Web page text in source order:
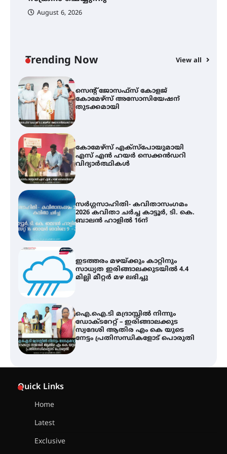
August 6, 2026
Trending Now View all
കോമേഴ്സ് എക്സ്പോയുമായി
എസ് എൻ ഹയർ സെക്കൻഡറി
വിദ്യാർത്ഥികൾ
സർഗ്ഗസാഹിതി- കവിതാസംഗമം
2026 കവിതാ ചർച്ച കാട്ടൂർ, ടി. കെ.
ബാലൻ ഹാളിൽ 16ന്
ഇടത്തരം മഴയ്ക്കും കാറ്റിനും
സാധ്യത ഇരിങ്ങാലക്കുടയിൽ 4.4
മില്ലി മീറ്റർ മഴ ലഭിച്ചു
ഐ.ഐ.ടി മദ്രാസ്സിൽ നിന്നും
ഡോക്ടറേറ്റ് – ഇരിങ്ങാലക്കുട
സ്വദേശി ആതിര എം കെ യുടെ
നേട്ടം പ്രതിസന്ധികളോട് പൊരുതി
ട്യുണീഷ്യൻ ചിത്രം ” ദി വോയിസ്
ഓഫ് ഹിന്ദ് റജബ് ” ഇരിങ്ങാലക്കുട
ഫിലിം സൊസൈറ്റി ആഗസ്റ്റ് 7
വെള്ളിയാഴ്ച സ്‌ക്രീൻ ചെയ്യുന്നു
Quick Links
Home
Latest
Exclusive